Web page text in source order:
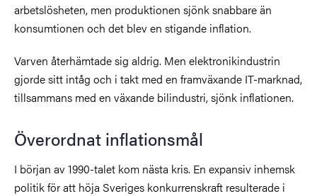
arbetslösheten, men produktionen sjönk snabbare än
konsumtionen och det blev en stigande inflation.
Varven återhämtade sig aldrig. Men elektronikindustrin
gjorde sitt intåg och i takt med en framväxande IT-marknad,
tillsammans med en växande bilindustri, sjönk inflationen.
Överordnat inflationsmål
I början av 1990-talet kom nästa kris. En expansiv inhemsk
politik för att höja Sveriges konkurrenskraft resulterade i